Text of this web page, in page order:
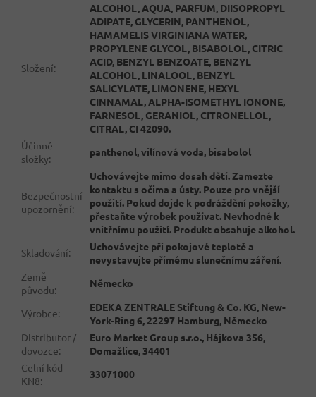
Složení:
ALCOHOL, AQUA, PARFUM, DIISOPROPYL
ADIPATE, GLYCERIN, PANTHENOL,
HAMAMELIS VIRGINIANA WATER,
PROPYLENE GLYCOL, BISABOLOL, CITRIC
ACID, BENZYL BENZOATE, BENZYL
ALCOHOL, LINALOOL, BENZYL
SALICYLATE, LIMONENE, HEXYL
CINNAMAL, ALPHA-ISOMETHYL IONONE,
FARNESOL, GERANIOL, CITRONELLOL,
CITRAL, CI 42090.
Účinné
složky:
panthenol, vilínová voda, bisabolol
Bezpečnostní
upozornění:
Uchovávejte mimo dosah dětí. Zamezte
kontaktu s očima a ústy. Pouze pro vnější
použití. Pokud dojde k podráždění pokožky,
přestaňte výrobek používat. Nevhodné k
vnitřnímu použití. Produkt obsahuje alkohol.
Skladování:
Uchovávejte při pokojové teplotě a
nevystavujte přímému slunečnímu záření.
Země
původu:
Německo
Výrobce:
EDEKA ZENTRALE Stiftung & Co. KG, New-
York-Ring 6, 22297 Hamburg, Německo
Distributor /
dovozce:
Euro Market Group s.r.o., Hájkova 356,
Domažlice, 34401
Celní kód
KN8:
33071000